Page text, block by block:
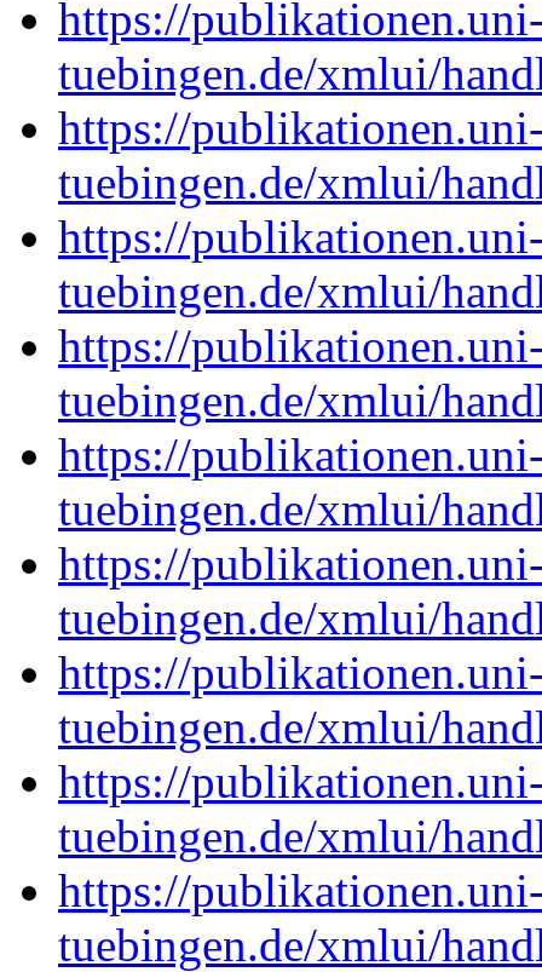
https://
tuebingen.de/xmlui/
https://
tuebingen.de/xmlui/
https://
tuebingen.de/xmlui/
https://
tuebingen.de/xmlui/
https://
tuebingen.de/xmlui/
https://
tuebingen.de/xmlui/
https://
tuebingen.de/xmlui/
https://
tuebingen.de/xmlui/
https://
tuebingen.de/xmlui/